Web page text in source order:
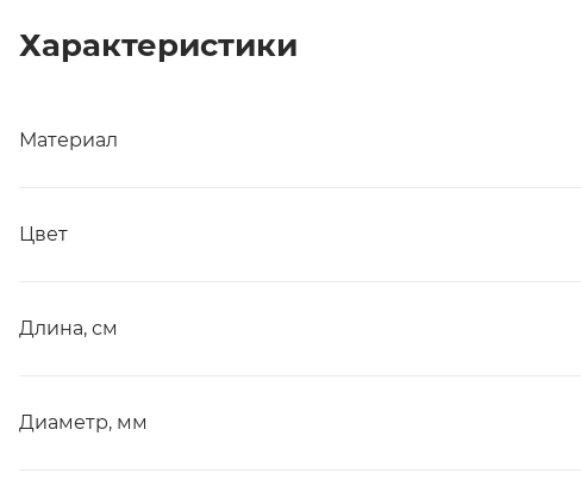
Характеристики
Материал
Цвет
Длина, см
Диаметр, мм